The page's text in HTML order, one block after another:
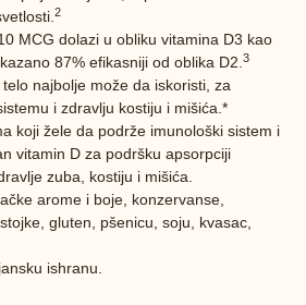
2
MCG dolazi u obliku vitamina D3 kao
87% efikasniji od oblika D2. 3
najbolje može da iskoristi, za
i zdravlju kostiju i mišića.*
koji žele da podrže imunološki sistem i
vitamin D za podršku apsorpciji
zuba, kostiju i mišića.
arome i boje, konzervanse,
gluten, pšenicu, soju, kvasac,
ishranu.